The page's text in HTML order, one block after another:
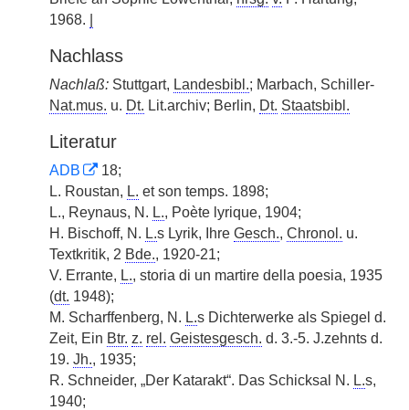
1968.
Nachlass
Nachlaß: Stuttgart, Landesbibl.; Marbach, Schiller-
Nat.mus. u. Dt. Lit.archiv; Berlin, Dt. Staatsbibl.
Literatur
ADB
18;
L. Roustan, L. et son temps. 1898;
L., Reynaus, N. L., Poète lyrique, 1904;
H. Bischoff, N. L.s Lyrik, Ihre Gesch., Chronol. u.
Textkritik, 2 Bde., 1920-21;
V. Errante, L., storia di un martire della poesia, 1935
(dt. 1948);
M. Scharffenberg, N. L.s Dichterwerke als Spiegel d.
Zeit, Ein Btr. z. rel. Geistesgesch. d. 3.-5. J.zehnts d.
19. Jh., 1935;
R. Schneider, „Der Katarakt“. Das Schicksal N. L.s,
1940;